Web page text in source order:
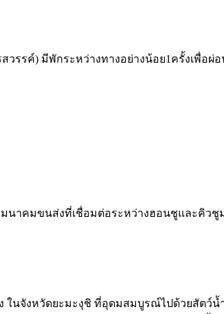
รรค์) มีพักระหว่างทางอย่างน้อย1ครั้งเพื่อผ่
นาคมขนส่งที่เชื่อมต่อระหว่างฮอนชูและคิวชู
นจังหวัดยะมะงุชิ ที่อุดมสมบูรณ์ไปด้วยสัตว์